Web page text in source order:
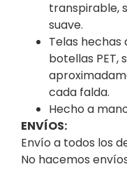
transpirable,
suave.
Telas
botellas PET,
cada falda.
Hecho a
ENVÍOS:
Envío a todos los
No hacemos